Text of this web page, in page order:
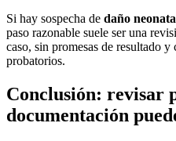
Si hay sospecha de daño
paso razonable suele ser una
caso, sin promesas de resultado
probatorios.
Conclusión: revisar
documentación